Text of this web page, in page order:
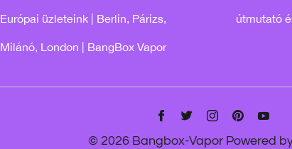
Európai üzleteink | Berlin, Párizs,
Milánó, London | BangBox Vapor
útmutató
© 2026 Bangbox-Vapor Powered